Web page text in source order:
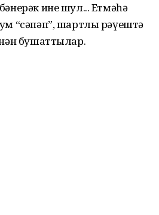
ине шул... Етмәһә
“сәпәп”, шартлы рәүештә
бушаттылар.